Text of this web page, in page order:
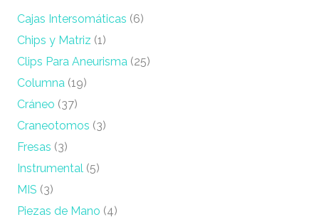
Cajas Intersomáticas (6)
Chips y Matriz (1)
Clips Para Aneurisma (25)
Columna (19)
Cráneo (37)
Craneotomos (3)
Fresas (3)
Instrumental (5)
MIS (3)
Piezas de Mano (4)